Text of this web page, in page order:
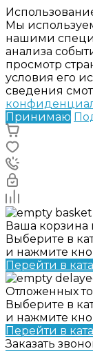
Мы
нашими
анализа
просмотр
условия его
сведения
Принимаю
Ваша корзина
Выберите в
и нажмите
Перейти в
Отложенных
Выберите в
и нажмите
Перейти в
Заказать